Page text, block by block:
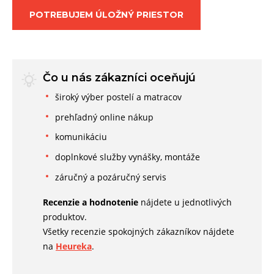
POTREBUJEM ÚLOŽNÝ PRIESTOR
Čo u nás zákazníci oceňujú
široký výber postelí a matracov
prehľadný online nákup
komunikáciu
doplnkové služby vynášky, montáže
záručný a pozáručný servis
Recenzie a hodnotenie nájdete u jednotlivých
produktov.
Všetky recenzie spokojných zákazníkov nájdete
na Heureka.